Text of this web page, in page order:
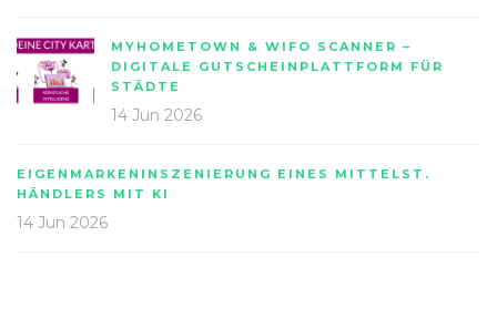
MYHOMETOWN & WIFO SCANNER –
DIGITALE GUTSCHEINPLATTFORM FÜR
STÄDTE
14 Jun 2026
EIGENMARKENINSZENIERUNG EINES MITTELST.
HÄNDLERS MIT KI
14 Jun 2026